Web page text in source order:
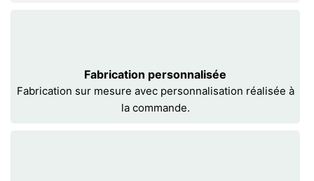
Fabrication personnalisée
Fabrication sur mesure avec personnalisation réalisée à
la commande.